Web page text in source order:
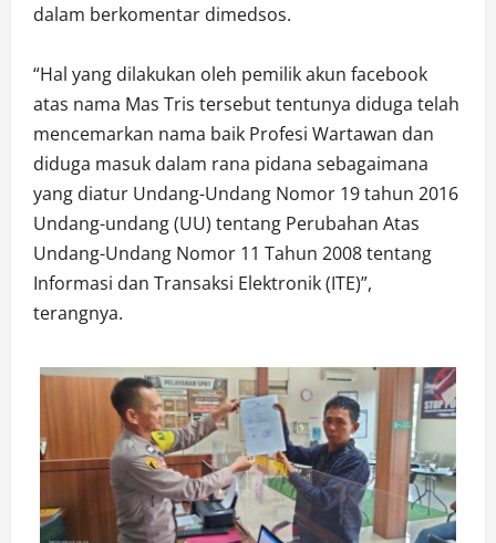
dalam berkomentar dimedsos.
“Hal yang dilakukan oleh pemilik akun facebook
atas nama Mas Tris tersebut tentunya diduga telah
mencemarkan nama baik Profesi Wartawan dan
diduga masuk dalam rana pidana sebagaimana
yang diatur Undang-Undang Nomor 19 tahun 2016
Undang-undang (UU) tentang Perubahan Atas
Undang-Undang Nomor 11 Tahun 2008 tentang
Informasi dan Transaksi Elektronik (ITE)”,
terangnya.